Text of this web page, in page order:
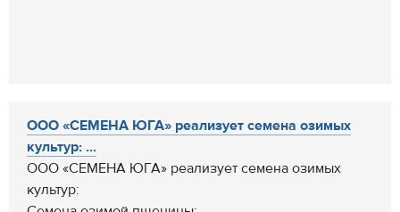
ООО «СЕМЕНА ЮГА» реализует семена озимых
культур: ...
ООО «СЕМЕНА ЮГА» реализует семена озимых
культур: